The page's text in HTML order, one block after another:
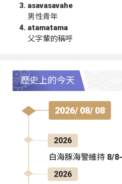
asavasavahe
男性青年
atamatama
父字輩的稱呼
歷史上的今天
2026/ 08/ 08
2026
白海豚海警維持 8/
2026